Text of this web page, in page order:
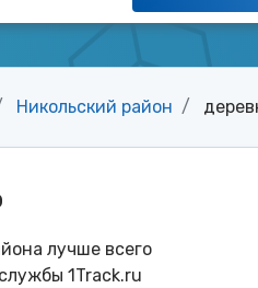
Никольский район
лучше всего
1Track.ru